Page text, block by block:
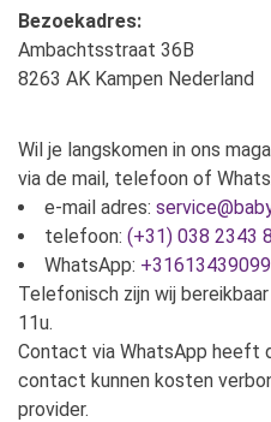
Bezoekadres:
Ambachtsstraat 36B
8263 AK Kampen Nederland
Wil je langskomen in ons
via de mail, telefoon of
e-mail adres:
telefoon: (+31) 038 2343
WhatsApp: +31613439099
Telefonisch zijn wij
11u.
Contact via WhatsApp heeft
contact kunnen kosten
provider.